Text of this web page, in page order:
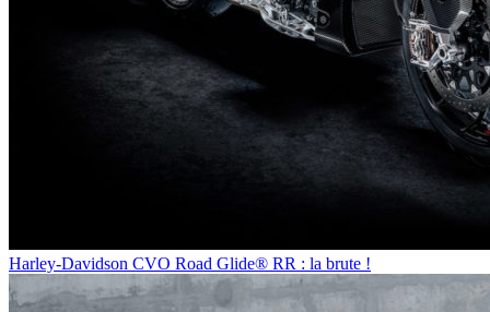
Harley-Davidson CVO Road Glide® RR : la brute !